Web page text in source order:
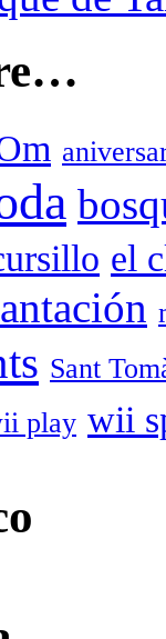
el
Sant
play wii